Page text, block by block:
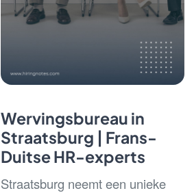
Wervingsbureau in
Straatsburg | Frans-
Duitse HR-experts
Straatsburg neemt een unieke